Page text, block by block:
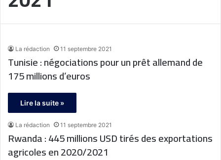
La rédaction 11 septembre 2021
Tunisie : négociations pour un prêt allemand de
175 millions d’euros
Lire la suite »
La rédaction 11 septembre 2021
Rwanda : 445 millions USD tirés des exportations
agricoles en 2020/2021